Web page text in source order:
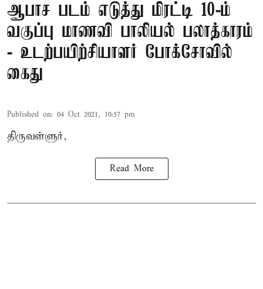
ஆபாச படம் எடுத்து மிரட்டி 10-ம்
வகுப்பு மாணவி பாலியல் பலாத்காரம்
- உடற்பயிற்சியாளர் போக்சோவில்
கைது
Published on: 04 Oct 2021, 10:57 pm
திருவள்ளுர்,
Read More